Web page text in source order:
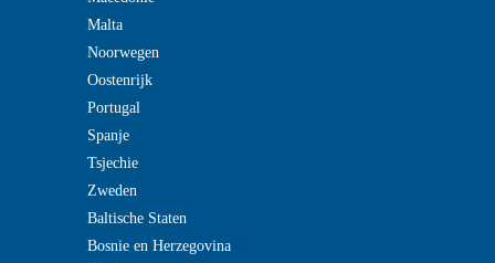
Malta
Noorwegen
Oostenrijk
Portugal
Spanje
Tsjechie
Zweden
Baltische Staten
Bosnie en Herzegovina